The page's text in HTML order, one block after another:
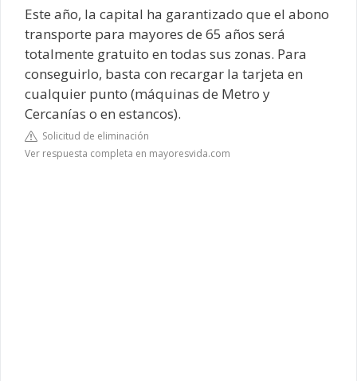
Este año, la capital ha garantizado que el abono
transporte para mayores de 65 años será
totalmente gratuito en todas sus zonas. Para
conseguirlo, basta con recargar la tarjeta en
cualquier punto (máquinas de Metro y
Cercanías o en estancos).
Solicitud de eliminación
Ver respuesta completa en mayoresvida.com